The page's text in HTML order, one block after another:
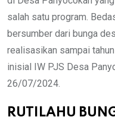
salah satu program.
bersumber dari bunga
realisasikan sampai
inisial IW PJS Desa
26/07/2024.
RUTILAHU